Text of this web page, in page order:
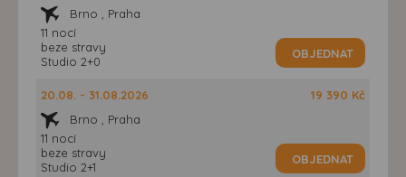
Brno , Praha
11 nocí
beze stravy
Studio 2+0
OBJEDNAT
20.08. - 31.08.2026
Brno , Praha
11 nocí
beze stravy
Studio 2+1
19 390 Kč
OBJEDNAT